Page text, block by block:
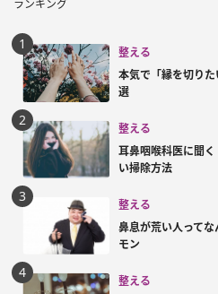
ランキング
整える
本気で「縁を切り
選
整える
耳鼻咽喉科医に聞
い掃除方法
整える
鼻息が荒い人って
モン
整える